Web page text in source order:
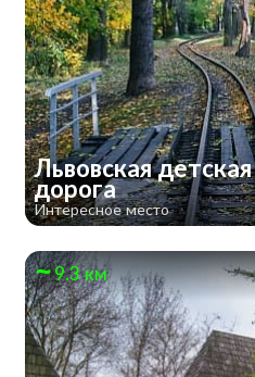
Львовская
дорога
Интересное место
9.3 км